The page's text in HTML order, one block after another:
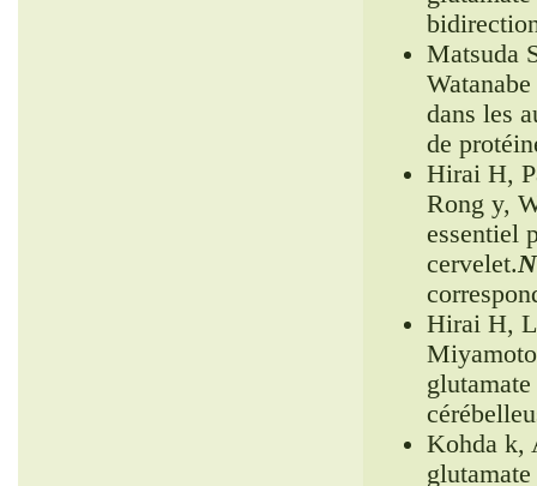
Matsuda
dans les
de
Hirai H,
Rong y,
essentiel
cervelet.
Hirai H,
Kohda k,